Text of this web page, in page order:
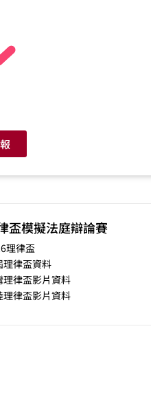
盃模擬法庭辯論賽
理律盃
理律盃資料
理律盃影片資料
理律盃影片資料